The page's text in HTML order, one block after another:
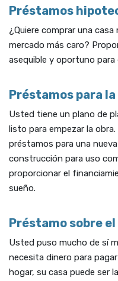
Préstamos
¿Quiere comprar una
mercado más caro?
asequible y oportuno
Préstamos para
Usted tiene un plano de
listo para empezar la
préstamos para una
construcción para uso
proporcionar el
sueño.
Préstamo sobre
Usted puso mucho de sí
necesita dinero para
hogar, su casa puede ser